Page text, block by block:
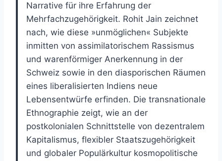
Narrative für ihre Erfahrung der
Mehrfachzugehörigkeit. Rohit Jain zeichnet
nach, wie diese »unmöglichen« Subjekte
inmitten von assimilatorischem Rassismus
und warenförmiger Anerkennung in der
Schweiz sowie in den diasporischen Räumen
eines liberalisierten Indiens neue
Lebensentwürfe erfinden. Die transnationale
Ethnographie zeigt, wie an der
postkolonialen Schnittstelle von dezentralem
Kapitalismus, flexibler Staatszugehörigkeit
und globaler Populärkultur kosmopolitische